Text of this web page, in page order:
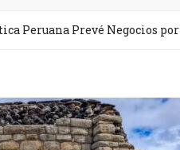
Peruana Prevé Negocios